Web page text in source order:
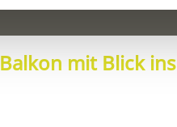
mit Blick ins